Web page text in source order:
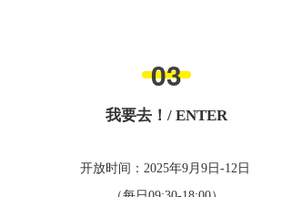
03
我要去！/ ENTER
开放时间： 2025年9月9日-12日